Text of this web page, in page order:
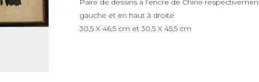
Paire de dessins à l’encre de Chine
gauche et en haut à droite
30,5 X 46,5 cm et 30,5 X 45,5 cm